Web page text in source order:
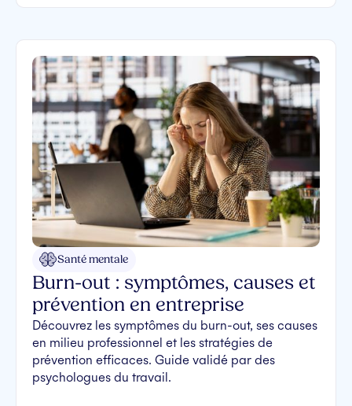
Santé mentale
Burn-out : symptômes, causes et
prévention en entreprise
Découvrez les symptômes du burn-out, ses causes
en milieu professionnel et les stratégies de
prévention efficaces. Guide validé par des
psychologues du travail.